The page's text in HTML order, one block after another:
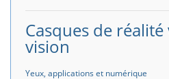
Casques de
vision
Yeux, applications et numérique